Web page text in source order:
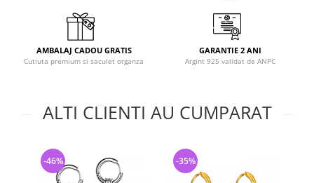
AMBALAJ CADOU GRATIS
Cutiuta premium si saculet organza
GARANTIE 2 ANI
Argint 925 validat de ANPC
ALTI CLIENTI AU CUMPARAT
-46% -35%